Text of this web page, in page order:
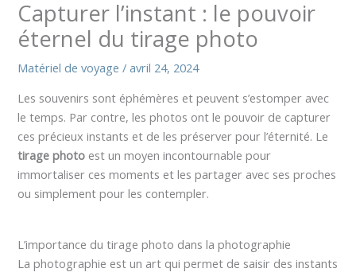
Capturer l’instant : le pouvoir
éternel du tirage photo
Matériel de voyage /avril 24, 2024
Les souvenirs sont éphémères et peuvent s’estomper avec
le temps. Par contre, les photos ont le pouvoir de capturer
ces précieux instants et de les préserver pour l’éternité. Le
tirage photo est un moyen incontournable pour
immortaliser ces moments et les partager avec ses proches
ou simplement pour les contempler.
L’importance du tirage photo dans la photographie
La photographie est un art qui permet de saisir des instants